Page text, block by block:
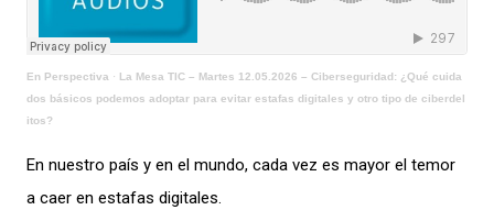
En Perspectiva · La Mesa TIC – Martes 12.05.2026 – Ciberseguridad: ¿Qué cuida
dos básicos podemos adoptar para evitar estafas digitales y otro tipo de ciberdel
itos?
En nuestro país y en el mundo, cada vez es mayor el temor
a caer en estafas digitales.